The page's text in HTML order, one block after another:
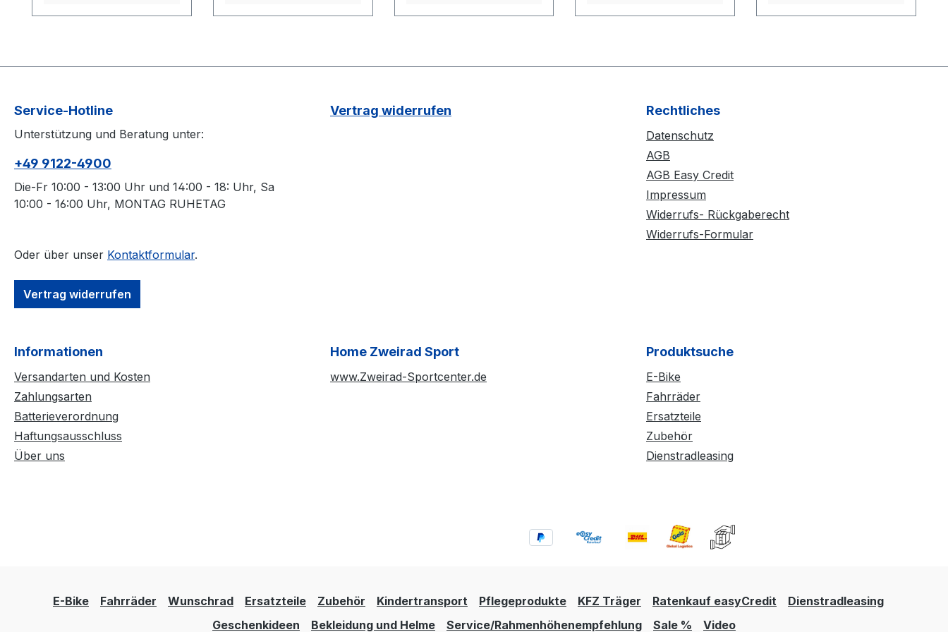
Dieser rutscht dann nicht
mehr heraus während
über die Felge hebelst.
Ebenso kannst du ihn in
der Speiche einklemmen
und dich über eine
Einen integrierten
Ausschrauben des SV-
Ventils.
Dann ist das Set mit zwei
Schwalbe Clik Valve
Service-Hotline
Unterstützung und Beratung unter:
+49 9122-4900
Die-Fr 10:00 - 13:00 Uhr und 14:00 - 18: Uhr, Sa
10:00 - 16:00 Uhr, MONTAG RUHETAG
Oder über unser Kontaktformular.
Vertrag widerrufen
Vertrag widerrufen Rechtliches
Datenschutz
AGB
AGB Easy Credit
Impressum
Widerrufs- Rückgaberecht
Widerrufs-Formular
Informationen
Versandarten und Kosten
Zahlungsarten
Batterieverordnung
Haftungsausschluss
Über uns
Home Zweirad Sport
www.Zweirad-Sportcenter.de
Produktsuche
E-Bike
Fahrräder
Ersatzteile
Zubehör
Dienstradleasing
E-Bike Fahrräder Wunschrad Ersatzteile Zubehör Kindertransport Pflegeprodukte KFZ Träger Ratenkauf easyCredit
Dienstradleasing
Geschenkideen
Bekleidung und Helme Service/Rahmenhöhenempfehlung Sale % Video